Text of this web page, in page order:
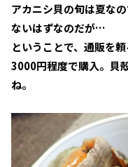
アカニシ貝の旬は夏な
ないはずなのだが…
ということで、通販を
3000円程度で購入。貝
ね。